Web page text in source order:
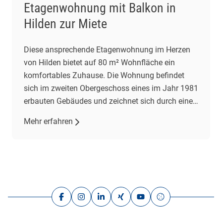
Etagenwohnung mit Balkon in
Hilden zur Miete
Diese ansprechende Etagenwohnung im Herzen
von Hilden bietet auf 80 m² Wohnfläche ein
komfortables Zuhause. Die Wohnung befindet
sich im zweiten Obergeschoss eines im Jahr 1981
erbauten Gebäudes und zeichnet sich durch einen
darunter zwei Schlafzimmer und ein
Mehr erfahren